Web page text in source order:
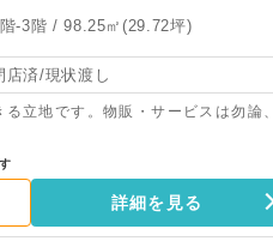
-3階 / 98.25㎡(29.72坪)
店済/現状渡し
立地です。物販・サービスは勿論、
詳細を見る